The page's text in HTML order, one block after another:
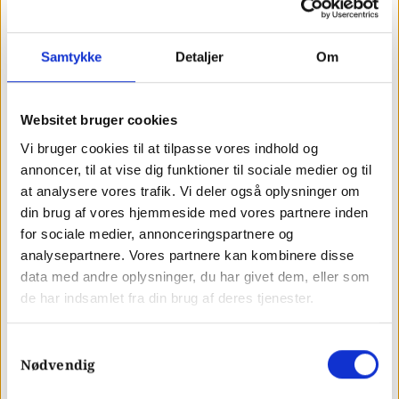
Samtykke Detaljer Om
Websitet bruger cookies
Vi bruger cookies til at tilpasse vores indhold og
annoncer, til at vise dig funktioner til sociale medier og til
at analysere vores trafik. Vi deler også oplysninger om
din brug af vores hjemmeside med vores partnere inden
for sociale medier, annonceringspartnere og
analysepartnere. Vores partnere kan kombinere disse
data med andre oplysninger, du har givet dem, eller som
de har indsamlet fra din brug af deres tjenester.
Nødvendig
at serveren stødte på en intern fejl.
Sikkerhed i HTTP implementeres også
gennem HTTPS (HTTP Secure). HTTPS
tilføjer et lag af kryptering ved hjælp af
enten SSL (Secure Sockets Layer) eller TLS
(Transport Layer Security), hvilket sikrer,
at data, der sendes mellem klient og server,
er krypteret og beskyttet mod uautoriseret
adgang eller manipulation
HTTP's centrale rolle i den